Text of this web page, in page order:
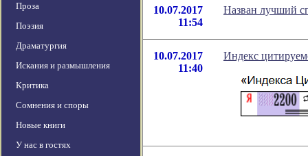
Проза
Поэзия
Драматургия
Искания и размышления
Критика
Сомнения и споры
Новые книги
У нас в гостях
10.07.2017
11:54
Назван лучший
10.07.2017
11:40
Индекс